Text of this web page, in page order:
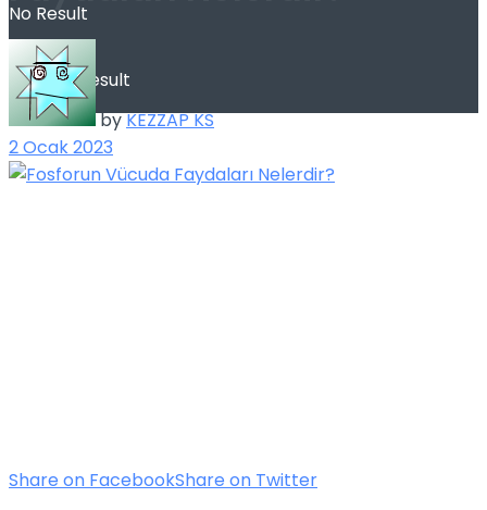
No Result
View All Result
byKEZZAP KS
2 Ocak 2023
Share on FacebookShare on Twitter